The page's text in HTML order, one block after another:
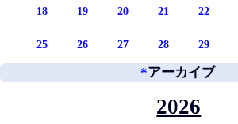
18 19 20 21 22
25 26 27 28 29
*アーカイブ
2026